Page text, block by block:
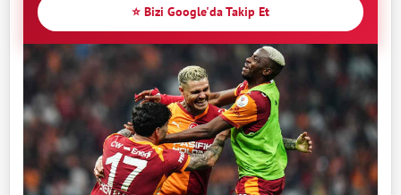
⭐ Bizi Google'da Takip Et